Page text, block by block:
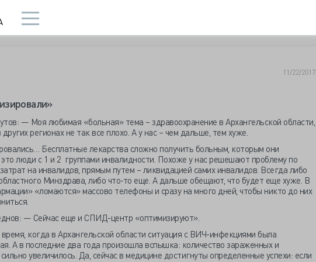
11/22/2017
— Моя любимая «больная» тема – здравоохранение в Архангельской области,
других регионах не так все плохо. А у нас – чем дальше, тем хуже.
Бесплатные лекарства сложно получить больным, которым они
люди с 1 и 2 группами инвалидности. Похоже у нас решешают проблему по
на инвалидов, прямым путем – ликвидацией самих инвалидов. Всегда либо
Минздрава, либо что-то еще. А дальше обещают, что будет еще хуже. В
«ломаются» массово телефоны и сразу на много дней, чтобы никто до них
— Сейчас еще и СПИД-центр «оптимизируют».
когда в Архангельской области ситуация с ВИЧ-инфекциями была
А в последние два года произошла вспышка: количество зараженных и
увеличилось. Да, сейчас в медицине достигнуты определенные успехи: если